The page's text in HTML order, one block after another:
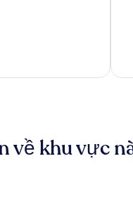
về khu vực